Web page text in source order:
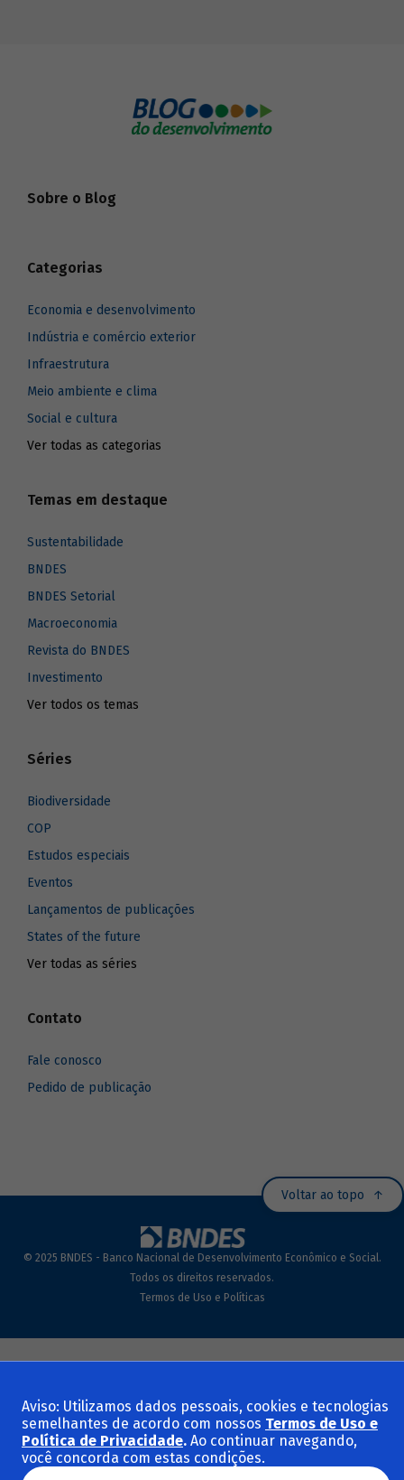
Sobre o Blog
Categorias
Economia e desenvolvimento
Indústria e comércio exterior
Infraestrutura
Meio ambiente e clima
Social e cultura
Ver todas as categorias
Temas em destaque
Sustentabilidade
BNDES
BNDES Setorial
Macroeconomia
Revista do BNDES
Investimento
Ver todos os temas
Séries
Biodiversidade
COP
Estudos especiais
Eventos
Lançamentos de publicações
States of the future
Ver todas as séries
Contato
Fale conosco
Pedido de publicação
Voltar ao topo
© 2025 BNDES - Banco Nacional de Desenvolvimento Econômico e Social.
Todos os direitos reservados.
Termos de Uso e Políticas
Aviso: Utilizamos dados pessoais, cookies e tecnologias
semelhantes de acordo com nossos Termos de Uso e
Política de Privacidade. Ao continuar navegando,
você concorda com estas condições.